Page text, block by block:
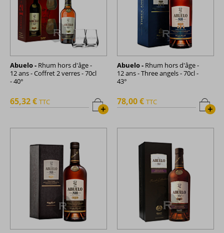
Abuelo - Rhum hors d'âge -
12 ans - Coffret 2 verres - 70cl
- 40°
+
65,32 € TTC
Abuelo - Rhum hors d'âge -
12 ans - Three angels - 70cl -
43°
+
78,00 € TTC